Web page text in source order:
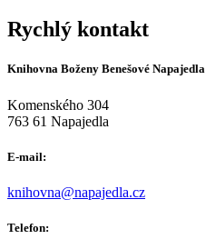
Rychlý kontakt
Knihovna Boženy Benešové Napajedla
Komenského 304
763 61 Napajedla
E-mail:
knihovna@napajedla.cz
Telefon: